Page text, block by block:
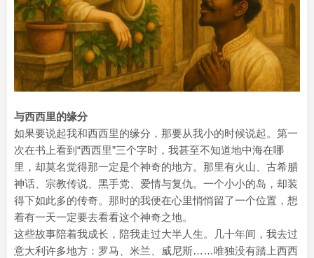
与西西里的缘分
如果要说起我和西西里的缘分，那要从我小的时候说起。第一
次在书上看到“西西里”三个字时，我甚至不知道地中海在哪
里，却莫名觉得那一定是个神奇的地方。那里有火山、古希腊
神话、宗教传说、黑手党、爱情与复仇。一个小小的岛，却装
得下如此多的传奇。那时的我便在心里悄悄留了一个位置，想
着有一天一定要去看看这个神奇之地。
这些故事陪着我成长，陪我走过大半人生。几十年间，我去过
意大利许多地方：罗马、米兰、威尼斯……唯独没有踏上西西